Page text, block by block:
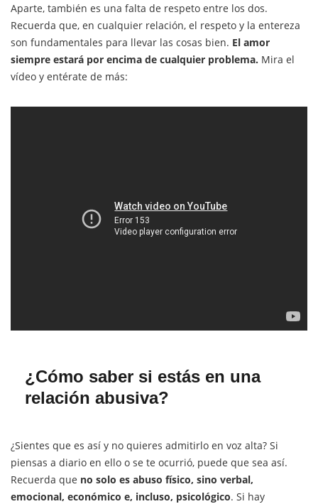
Aparte, también es una falta de respeto entre los dos.
Recuerda que, en cualquier relación, el respeto y la entereza
son fundamentales para llevar las cosas bien. El amor
siempre estará por encima de cualquier problema. Mira el
vídeo y entérate de más:
¿Cómo saber si estás en una
relación abusiva?
¿Sientes que es así y no quieres admitirlo en voz alta? Si
piensas a diario en ello o se te ocurrió, puede que sea así.
Recuerda que no solo es abuso físico, sino verbal,
emocional, económico e, incluso, psicológico. Si hay